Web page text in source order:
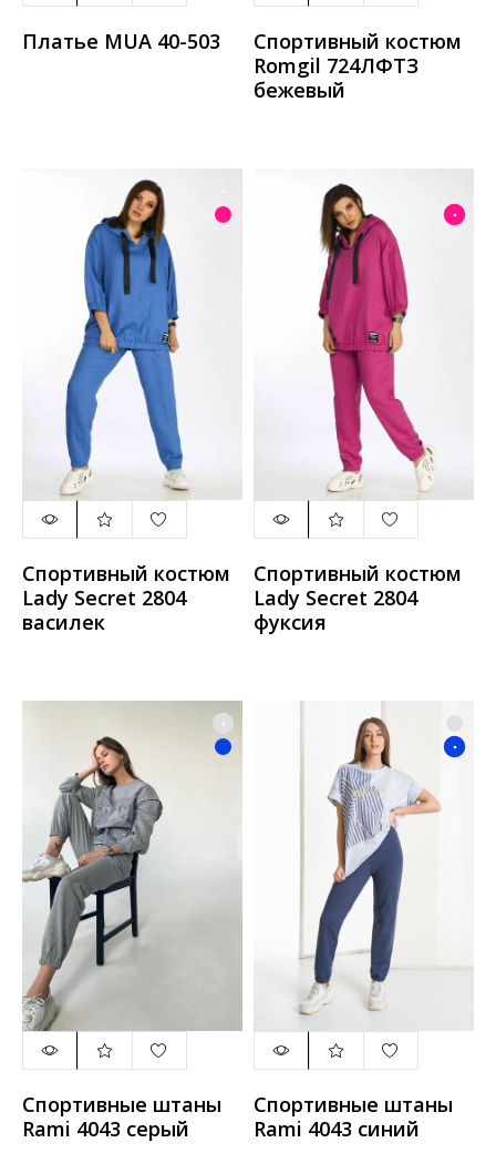
Платье MUA 40-503
Спортивный костюм
Romgil 724ЛФТЗ
бежевый
Спортивный костюм
Lady Secret 2804
василек
Спортивный костюм
Lady Secret 2804
фуксия
Спортивные штаны
Rami 4043 серый
Спортивные штаны
Rami 4043 синий